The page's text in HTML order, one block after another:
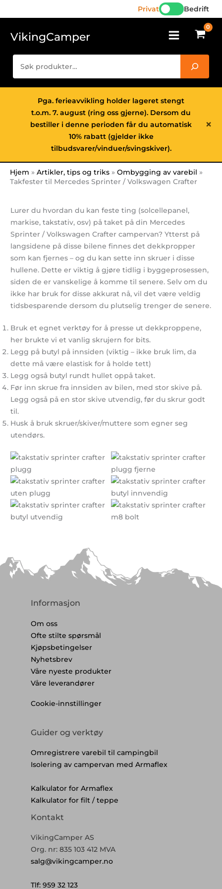
rett
innholdet
Privat Bedrift
VikingCamper
×
Pga. ferieavvikling holder lageret stengt
t.o.m. 7. august (ring oss gjerne). Dersom du
bestiller i denne perioden får du automatisk
10% rabatt (gjelder ikke
tilbudsvarer/vinduer/svingskiver).
Hjem Artikler, tips og triks
Ombygging av varebil
Takfester til Mercedes Sprinter / Volkswagen Crafter
Lurer du hvordan du kan feste ting (solcellepanel,
markise, takstativ, osv) på taket på din Mercedes
Sprinter / Volkswagen Crafter campervan? Ytterst på
langsidene på disse bilene finnes det dekkpropper
som kan fjernes – og du kan sette inn skruer i disse
hullene. Dette er viktig å gjøre tidlig i byggeprosessen,
siden de er vanskelige å komme til senere. Selv om du
ikke har bruk for disse akkurat nå, vil det være veldig
tidsbesparende dersom du plutselig trenger de senere.
Bruk et egnet verktøy for å presse ut dekkproppene,
her brukte vi et vanlig skrujern for bits.
Legg på butyl på innsiden (viktig – ikke bruk lim, da
dette må være elastisk for å holde tett)
Legg også butyl rundt hullet oppå taket.
Før inn skrue fra innsiden av bilen, med stor skive på.
Legg også på en stor skive utvendig, før du skrur godt
til.
Husk å bruk skruer/skiver/muttere som egner seg
utendørs.
Informasjon
Om oss
Ofte stilte spørsmål
Kjøpsbetingelser
Nyhetsbrev
Våre nyeste produkter
Våre leverandører
Cookie-innstillinger
Guider og verktøy
Omregistrere varebil til campingbil
Isolering av campervan med Armaflex
Kalkulator for Armaflex
Kalkulator for filt / teppe
Kontakt
VikingCamper AS
Org. nr: 835 103 412 MVA
salg@vikingcamper.no
Tlf: 959 32 123